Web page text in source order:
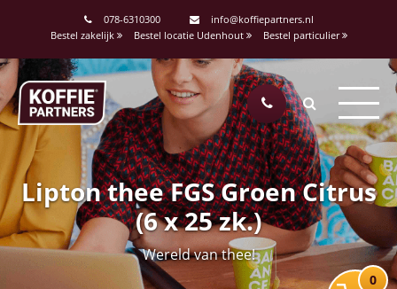
078-6310300
info@koffiepartners.nl
Bestel zakelijk
Bestel locatie Udenhout Bestel particulier
Lipton thee FGS Groen Citrus
(6 x 25 zk.)
Wereld van thee!
0